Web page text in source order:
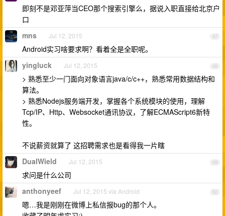
即刻不是邓亚萍当CEO那个搜索引擎么，据说入职直接给北京户
口
47
mns Jul 12, 2015
Android实习啥要求啊？看着全是全职呢。
48
yingluck Jul 12, 2015
> 熟悉至少一门面向对象语言java/c/c++，熟悉常用数据结构和
算法。
> 熟悉Nodejs服务端开发，掌握各个系统模块的使用，理解
Tcp/IP、Http、Websocket通讯协议，了解ECMAScript6新特
性。
不说薪资就算了 这招聘需求也是看得我一片瞎
49
DualWield Jul 12, 2015
求问是什么公司
50
anthonyeef Jul 12, 2015 via Android
嗯…我是刚刚在微博上私信报bug的那个人。